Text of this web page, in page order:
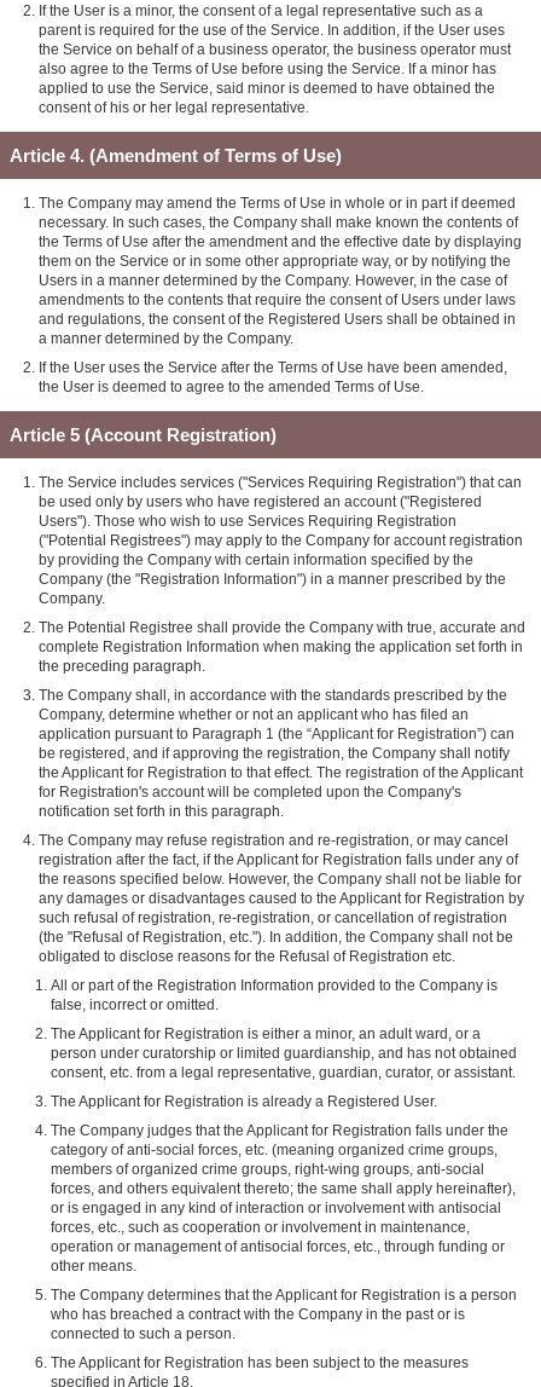
If the User is a minor, the consent of a legal representative such as a
parent is required for the use of the Service. In addition, if the User uses
the Service on behalf of a business operator, the business operator must
also agree to the Terms of Use before using the Service. If a minor has
applied to use the Service, said minor is deemed to have obtained the
consent of his or her legal representative.
Article 4. (Amendment of Terms of Use)
The Company may amend the Terms of Use in whole or in part if deemed
necessary. In such cases, the Company shall make known the contents of
the Terms of Use after the amendment and the effective date by displaying
them on the Service or in some other appropriate way, or by notifying the
Users in a manner determined by the Company. However, in the case of
amendments to the contents that require the consent of Users under laws
and regulations, the consent of the Registered Users shall be obtained in
a manner determined by the Company.
If the User uses the Service after the Terms of Use have been amended,
the User is deemed to agree to the amended Terms of Use.
Article 5 (Account Registration)
The Service includes services ("Services Requiring Registration") that can
be used only by users who have registered an account ("Registered
Users"). Those who wish to use Services Requiring Registration
("Potential Registrees") may apply to the Company for account registration
by providing the Company with certain information specified by the
Company (the "Registration Information") in a manner prescribed by the
Company.
The Potential Registree shall provide the Company with true, accurate and
complete Registration Information when making the application set forth in
the preceding paragraph.
The Company shall, in accordance with the standards prescribed by the
Company, determine whether or not an applicant who has filed an
application pursuant to Paragraph 1 (the “Applicant for Registration”) can
be registered, and if approving the registration, the Company shall notify
the Applicant for Registration to that effect. The registration of the Applicant
for Registration's account will be completed upon the Company's
notification set forth in this paragraph.
The Company may refuse registration and re-registration, or may cancel
registration after the fact, if the Applicant for Registration falls under any of
the reasons specified below. However, the Company shall not be liable for
any damages or disadvantages caused to the Applicant for Registration by
such refusal of registration, re-registration, or cancellation of registration
(the "Refusal of Registration, etc."). In addition, the Company shall not be
obligated to disclose reasons for the Refusal of Registration etc.
All or part of the Registration Information provided to the Company is
false, incorrect or omitted.
The Applicant for Registration is either a minor, an adult ward, or a
person under curatorship or limited guardianship, and has not obtained
consent, etc. from a legal representative, guardian, curator, or assistant.
The Applicant for Registration is already a Registered User.
The Company judges that the Applicant for Registration falls under the
category of anti-social forces, etc. (meaning organized crime groups,
members of organized crime groups, right-wing groups, anti-social
forces, and others equivalent thereto; the same shall apply hereinafter),
or is engaged in any kind of interaction or involvement with antisocial
forces, etc., such as cooperation or involvement in maintenance,
operation or management of antisocial forces, etc., through funding or
other means.
The Company determines that the Applicant for Registration is a person
who has breached a contract with the Company in the past or is
connected to such a person.
The Applicant for Registration has been subject to the measures
specified in Article 18.